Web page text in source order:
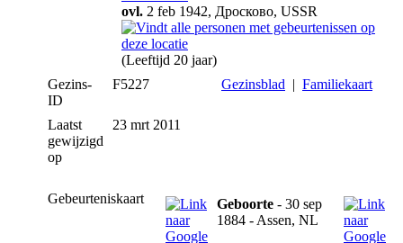
ovl. 2 feb 1942, Дросково, USSR
(Leeftijd 20 jaar)
Gezins-
ID
F5227 Gezinsblad | Familiekaart
Laatst
gewijzigd
op
23 mrt 2011
Gebeurteniskaart Geboorte - 30 sep
1884 - Assen, NL